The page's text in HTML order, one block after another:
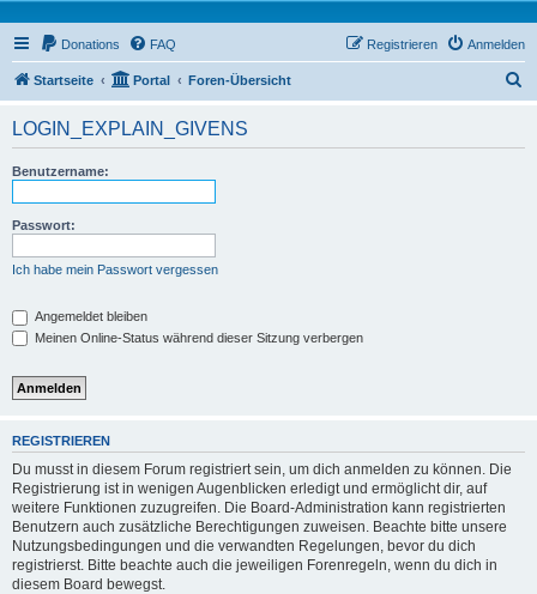
Donations FAQ Anmelden
Registrieren
Startseite Portal Foren-Übersicht
LOGIN_EXPLAIN_GIVENS
Benutzername:
Passwort:
Ich habe mein Passwort vergessen
Angemeldet bleiben
Meinen Online-Status während dieser Sitzung verbergen
REGISTRIEREN
Du musst in diesem Forum registriert sein, um dich anmelden zu können. Die
Registrierung ist in wenigen Augenblicken erledigt und ermöglicht dir, auf
weitere Funktionen zuzugreifen. Die Board-Administration kann registrierten
Benutzern auch zusätzliche Berechtigungen zuweisen. Beachte bitte unsere
Nutzungsbedingungen und die verwandten Regelungen, bevor du dich
registrierst. Bitte beachte auch die jeweiligen Forenregeln, wenn du dich in
diesem Board bewegst.